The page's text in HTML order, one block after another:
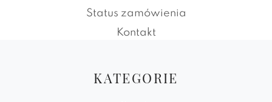
Status zamówienia
Kontakt
KATEGORIE